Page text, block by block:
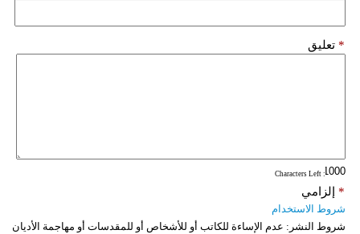
تعليق *
: Characters Left
إلزامي *
شروط الاستخدام
شروط النشر: عدم الإساءة للكاتب أو للأشخاص أو للمقدسات أو مهاجمة الأديان